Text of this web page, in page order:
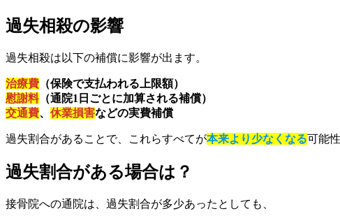
過失相殺の影響
過失相殺は以下の補償に影響が出ます。
治療費 （保険で支払われる上限額）
慰謝料（通院1日ごとに加算される補償）
交通費、 休業損害などの実費補償
過失割合があることで、これらすべてが本来より少なくなる可能
過失割合がある場合は？
接骨院への通院は、過失割合が多少あったとしても、